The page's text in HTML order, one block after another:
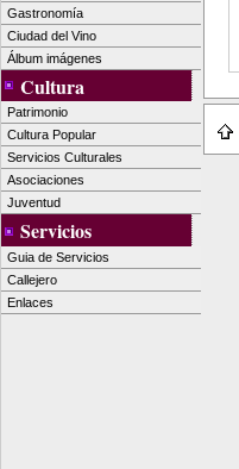
Gastronomía
Ciudad del Vino
Álbum imágenes
Cultura
Patrimonio
Cultura Popular
Servicios Culturales
Asociaciones
Juventud
Servicios
Guia de Servicios
Callejero
Enlaces